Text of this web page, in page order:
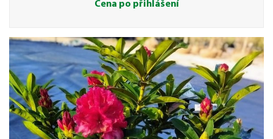
Cena po přihlášení